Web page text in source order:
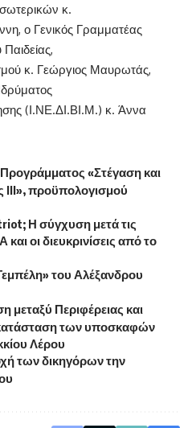
κ.
ο Γενικός Γραμματέας
κ. Γεώργιος Μαυρωτάς,
(Ι.ΝΕ.ΔΙ.ΒΙ.Μ.) κ. Άννα
«Στέγαση και
ΙΙΙ», προϋπολογισμού
Η σύγχυση μετά τις
οι διευκρινίσεις από το
του Αλέξανδρου
μεταξύ Περιφέρειας και
των υποσκαφών
Λέρου
των δικηγόρων την